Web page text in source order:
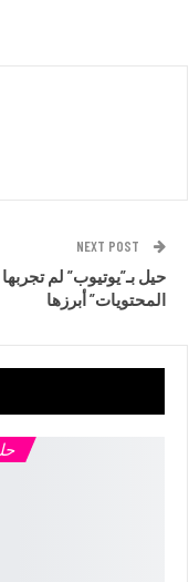
NEXT POST
المحتويات” أبرزها